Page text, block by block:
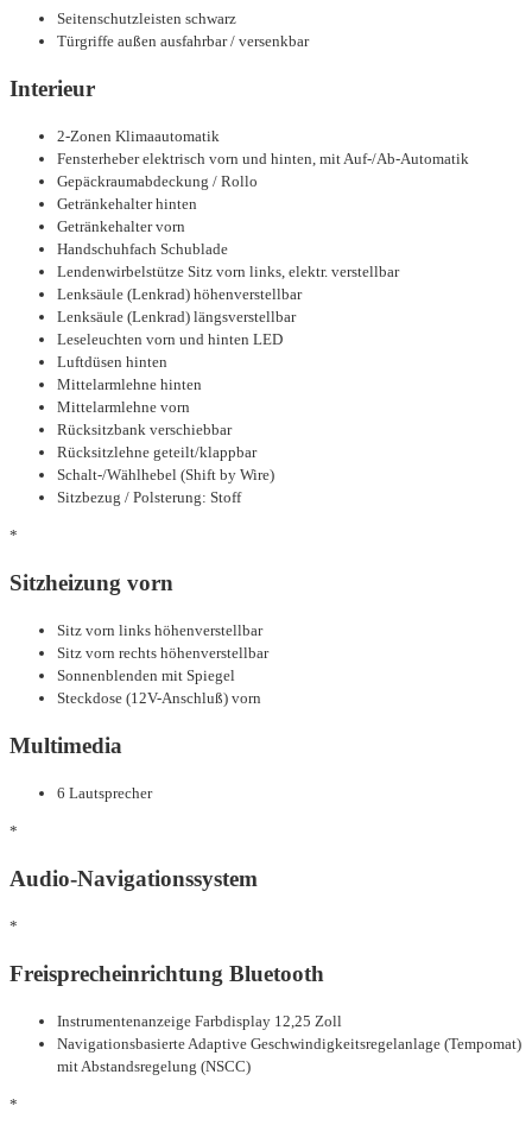
Seitenschutzleisten schwarz
Türgriffe außen ausfahrbar / versenkbar
Interieur
2-Zonen Klimaautomatik
Fensterheber elektrisch vorn und hinten, mit Auf-/Ab-Automatik
Gepäckraumabdeckung / Rollo
Getränkehalter hinten
Getränkehalter vorn
Handschuhfach Schublade
Lendenwirbelstütze Sitz vorn links, elektr. verstellbar
Lenksäule (Lenkrad) höhenverstellbar
Lenksäule (Lenkrad) längsverstellbar
Leseleuchten vorn und hinten LED
Luftdüsen hinten
Mittelarmlehne hinten
Mittelarmlehne vorn
Rücksitzbank verschiebbar
Rücksitzlehne geteilt/klappbar
Schalt-/Wählhebel (Shift by Wire)
Sitzbezug / Polsterung: Stoff
*
Sitzheizung vorn
Sitz vorn links höhenverstellbar
Sitz vorn rechts höhenverstellbar
Sonnenblenden mit Spiegel
Steckdose (12V-Anschluß) vorn
Multimedia
6 Lautsprecher
*
Audio-Navigationssystem
*
Freisprecheinrichtung Bluetooth
Instrumentenanzeige Farbdisplay 12,25 Zoll
Navigationsbasierte Adaptive Geschwindigkeitsregelanlage (Tempomat)
mit Abstandsregelung (NSCC)
*